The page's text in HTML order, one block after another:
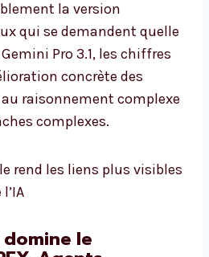
la version
qui se demandent quelle
Pro 3.1, les chiffres
concrète des
raisonnement complexe
complexes.
rend les liens plus visibles
domine le